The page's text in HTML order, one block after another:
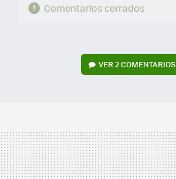
Comentarios cerrados
VER2 COMENTARIOS